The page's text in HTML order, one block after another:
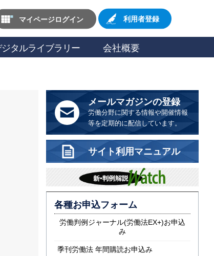
マイページログイン 利用者登録
タルライブラリー 会社概要
メールマガジンの登録
労働分野に関する情報や開催情報
等を定期的に配信しています。
サイト利用マニュアル
各種お申込フォーム
労働判例ジャーナル(労働法EX+)お申込
み
季刊労働法 年間購読お申込み